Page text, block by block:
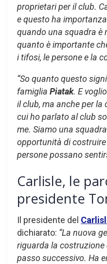
proprietari per il club.
e questo ha
quando una squadra è
quanto è importante
i tifosi, le persone e la
“So quanto questo
famiglia Piatak. E
il club, ma anche per
cui ho parlato al club
me. Siamo una
opportunità di
persone possano
Carlisle, le
presidente
Il presidente del
dichiarato: “La nuova
riguarda la
passo successivo. Ha